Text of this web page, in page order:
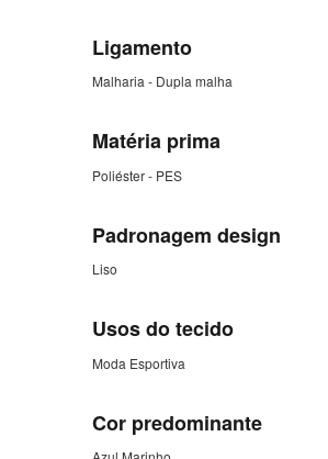
Ligamento
Malharia - Dupla malha
Matéria prima
Poliéster - PES
Padronagem design
Liso
Usos do tecido
Moda Esportiva
Cor predominante